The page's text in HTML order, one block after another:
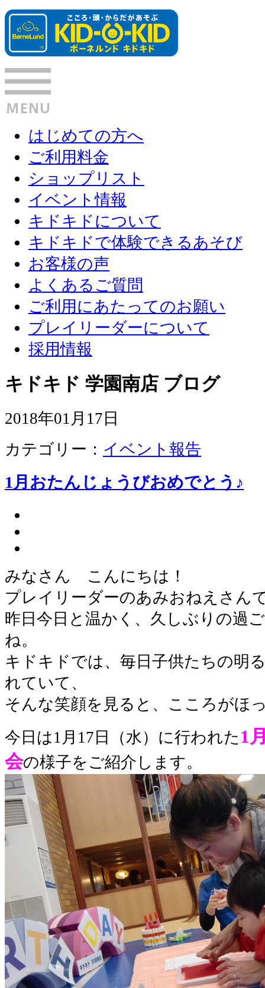
はじめての方へ
ご利用料金
ショップリスト
イベント情報
キドキドについて
キドキドで体験できるあそび
お客様の声
よくあるご質問
ご利用にあたってのお願い
プレイリーダーについて
採用情報
キドキド 学園南店 ブログ
2018年01月17日
カテゴリー： イベント報告
1月おたんじょうびおめでとう♪
みなさん こんにちは！
プレイリーダーのあみおねえさん
昨日今日と温かく、久しぶりの過
ね。
キドキドでは、毎日子供たちの明
れていて、
そんな笑顔を見ると、こころがほ
今日は1月17日（水）に行われた 1
会の様子をご紹介します。